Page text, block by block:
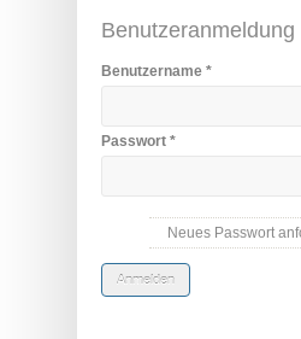
Benutzeranmeldung
Benutzername *
Passwort *
Neues Passwort